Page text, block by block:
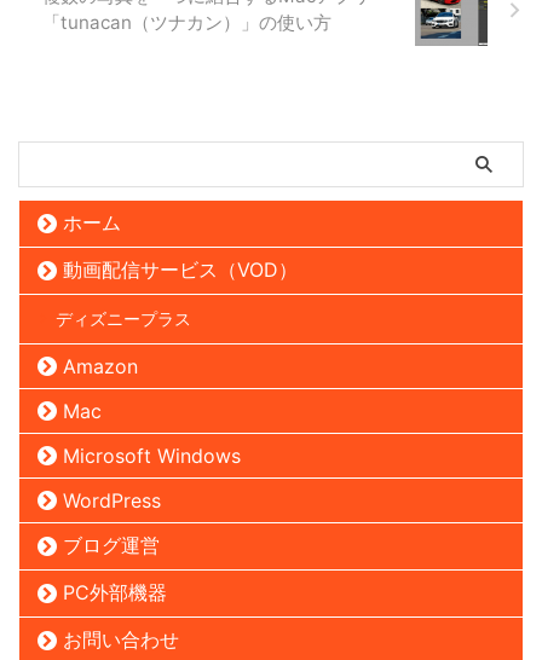
「tunacan（ツナカン）」の使い方
ホーム
動画配信サービス（VOD）
ディズニープラス
Amazon
Mac
Microsoft Windows
WordPress
ブログ運営
PC外部機器
お問い合わせ